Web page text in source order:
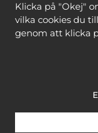
Copyright
Klicka på "Okej"
vilka cookies du
genom att klicka